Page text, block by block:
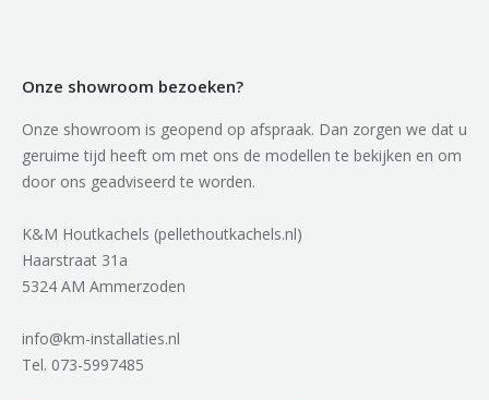
Onze showroom bezoeken?
Onze showroom is geopend op afspraak. Dan zorgen we dat u
geruime tijd heeft om met ons de modellen te bekijken en om
door ons geadviseerd te worden.
K&M Houtkachels (pellethoutkachels.nl)
Haarstraat 31a
5324 AM Ammerzoden
info@km-installaties.nl
Tel. 073-5997485